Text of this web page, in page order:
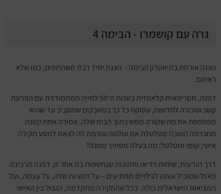
גרה עם קושמרו - הבימה 4
הצגה אורחת בתיאטרון הבימה – הצגת יחיד רבת משתתפים, כמו שלא
ראיתם.
דפנה, תסריטאית קלאמזית בשנות ה־50 לחייה המתמודדת עם הפרעת
קשב ומכורה לחדשות, עסוקה כל כך במאבקים שמסביב עד שהיא
מפספסת את מה שקורה ממש בתוך הבית שלה. אמירה אחת קטנה
מחברתה הטובה מטלטלת את עולמה וגורמת לה לצאת למסע חקירה
אישי, קומי ומטלטל: מה בעלה מסתיר ממנה?
דרך הודעות, שיחות וידיאו ותמונות שנחשפות בזו אחר זו, דפנה מרכיבה
פאזל שמוביל אותה לגילויים מפתיעים – על הזוגיות שלה, על עצמה, ועל
המציאות הישראלית כולה. ככל שהחקירה מתקדמת, הגבול בין האישי